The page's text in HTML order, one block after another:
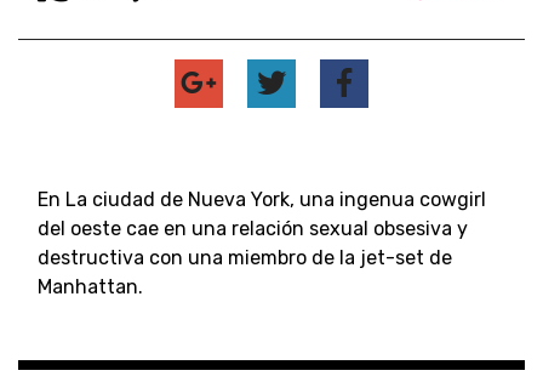
En La ciudad de Nueva York, una ingenua cowgirl
del oeste cae en una relación sexual obsesiva y
destructiva con una miembro de la jet-set de
Manhattan.